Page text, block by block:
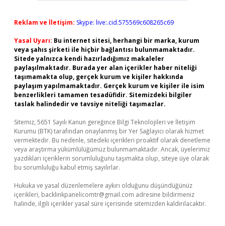
Reklam ve İletişim: Skype: live:.cid.575569c608265c69
Yasal Uyarı: Bu internet sitesi, herhangi bir marka, kurum
veya şahıs şirketi ile hiçbir bağlantısı bulunmamaktadır.
Sitede yalnızca kendi hazırladığımız makaleler
paylaşılmaktadır. Burada yer alan içerikler haber niteliği
taşımamakta olup, gerçek kurum ve kişiler hakkında
paylaşım yapılmamaktadır. Gerçek kurum ve kişiler ile isim
benzerlikleri tamamen tesadüfidir. Sitemizdeki bilgiler
taslak halindedir ve tavsiye niteliği taşımazlar.
Sitemiz, 5651 Sayılı Kanun gereğince Bilgi Teknolojileri ve İletişim
Kurumu (BTK) tarafından onaylanmış bir Yer Sağlayıcı olarak hizmet
vermektedir. Bu nedenle, sitedeki içerikleri proaktif olarak denetleme
veya araştırma yükümlülüğümüz bulunmamaktadır. Ancak, üyelerimiz
yazdıkları içeriklerin sorumluluğunu taşımakta olup, siteye üye olarak
bu sorumluluğu kabul etmiş sayılırlar.
Hukuka ve yasal düzenlemelere aykırı olduğunu düşündüğünüz
içerikleri, backlinkpanelicomtr@gmail.com adresine bildirmeniz
halinde, ilgili içerikler yasal süre içerisinde sitemizden kaldırılacaktır.